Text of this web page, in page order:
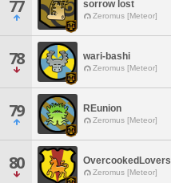
77 sorrow lost
Zeromus [Meteor]
78 wari-bashi
Zeromus [Meteor]
79 REunion
Zeromus [Meteor]
80 OvercookedLovers
Zeromus [Meteor]